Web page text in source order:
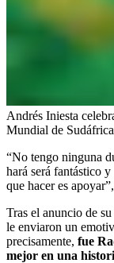
Andrés Iniesta
Mundial de
“No tengo ninguna
hará será fantástico
que hacer es
Tras el anuncio de
le enviaron un
precisamente, fue
mejor en una